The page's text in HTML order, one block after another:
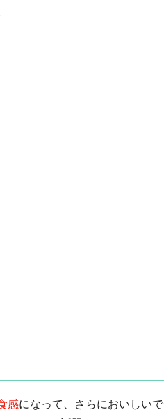
感になって、さらにおいしいで